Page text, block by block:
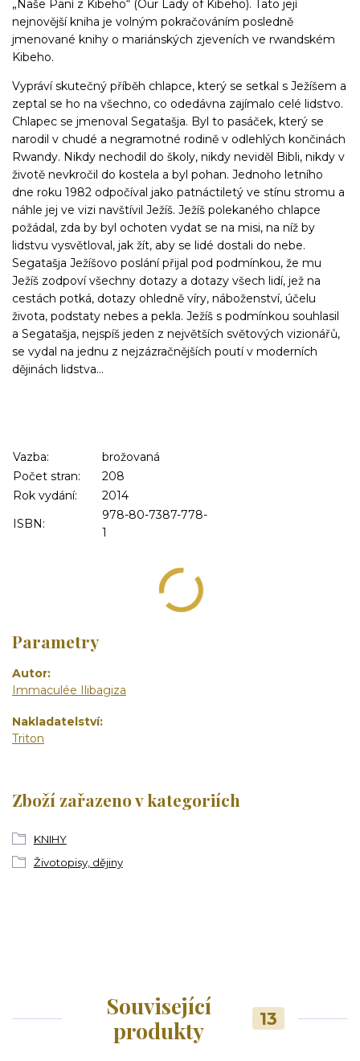
„Naše Paní z Kibeho“ (Our Lady of Kibeho). Tato její
nejnovější kniha je volným pokračováním posledně
jmenované knihy o mariánských zjeveních ve rwandském
Kibeho.
Vypráví skutečný příběh chlapce, který se setkal s Ježíšem a
zeptal se ho na všechno, co odedávna zajímalo celé lidstvo.
Chlapec se jmenoval Segatašja. Byl to pasáček, který se
narodil v chudé a negramotné rodině v odlehlých končinách
Rwandy. Nikdy nechodil do školy, nikdy neviděl Bibli, nikdy v
životě nevkročil do kostela a byl pohan. Jednoho letního
dne roku 1982 odpočíval jako patnáctiletý ve stínu stromu a
náhle jej ve vizi navštívil Ježíš. Ježíš polekaného chlapce
požádal, zda by byl ochoten vydat se na misi, na níž by
lidstvu vysvětloval, jak žít, aby se lidé dostali do nebe.
Segatašja Ježíšovo poslání přijal pod podmínkou, že mu
Ježíš zodpoví všechny dotazy a dotazy všech lidí, jež na
cestách potká, dotazy ohledně víry, náboženství, účelu
života, podstaty nebes a pekla. Ježíš s podmínkou souhlasil
a Segatašja, nejspíš jeden z největších světových vizionářů,
se vydal na jednu z nejzázračnějších poutí v moderních
dějinách lidstva…
Vazba:
brožovaná
Počet stran:
208
Rok vydání:
2014
ISBN:
978-80-7387-778-
1
Parametry
Autor
Immaculée Ilibagiza
Nakladatelství
Triton
Zboží zařazeno v kategoriích
KNIHY
Životopisy, dějiny
Související
produkty
13